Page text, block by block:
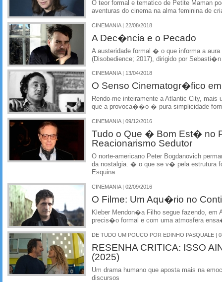
O teor formal e tematico de Petite Maman
aventuras do cinema na alma feminina de
CINEMANIA | 22/08/2018
A Dec�ncia e o Pecado
A austeridade formal � o que informa a
(Disobedience; 2017), dirigido por
CINEMANIA | 13/04/2018
O Senso Cinematogr�fico
Rendo-me inteiramente a Atlantic City, mais
que a provoca��o � pura simplicidade
CINEMANIA | 09/12/2016
Tudo o Que � Bom Est� no
Reacionarismo Sedutor
O norte-americano Peter Bogdanovich
da nostalgia. � o que se v� pela estrutura
Esquina
CINEMANIA | 02/09/2016
O Filme: Um Aqu�rio no
Kleber Mendon�a Filho segue fazendo, em
precis�o formal e com uma atmosfera
DE TUDO UM POUCO POR EDINHO PASQUALE |
RESENHA CRITICA: ISSO
(2025)
Um drama humano que aposta mais na
discursos